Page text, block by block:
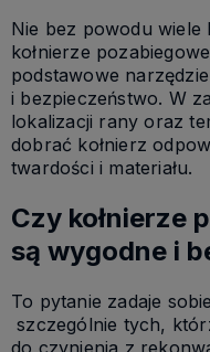
Nie bez powodu wiele
kołnierze pozabiegowe
podstawowe
i bezpieczeństwo. W
lokalizacji rany oraz
dobrać kołnierz
twardości i materiału.
Czy kołnierze
są wygodne i
To pytanie zadaje
szczególnie tych,
do czynienia z